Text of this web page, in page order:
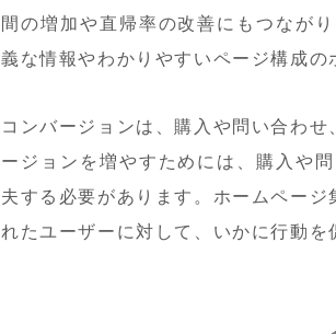
間の増加や直帰率の改善にもつなが
義な情報やわかりやすいページ構成の
コンバージョンは、購入や問い合わ
ージョンを増やすためには、購入や
夫する必要があります。ホームペー
れたユーザーに対して、いかに行動